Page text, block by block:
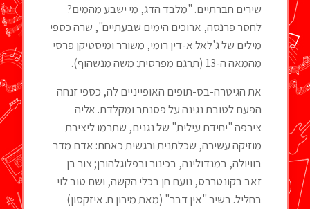
שירים חברתיים. "מלבד הדג, מי ישבע מהמים?
לחסר פרנסה, ארוכים הימים שבעתיים", שרה כספי
מילים של ג'לאל א-דין רומי, משורר ומיסטיקן פרסי
מהמאה ה-13 (תרגם מפרסית: משה מנשהוף).
את הגיטרה-בס-תופים האופייניים לה, כספי זנחה
הפעם לטובת נגינה על פסנתר ומקלדת. אליה
צירפה "יחידת עילית" של נגנים, שתרמו ליצירת
מוזיקה עשירה, שכלתנית ורגשית כאחת: אדם מדר
בוויולה, במנדולינה, בכינור ובפלוגלהורן; צור בן
זאב בקונטרבס, נועם חן בכלי הקשה, ושם טוב לוי
בחליל. בשיר "אין דבר" (מאת מירון ח. איזקסון)